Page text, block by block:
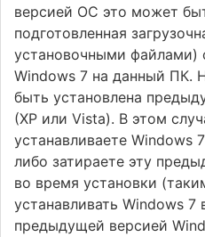
версией ОС это может
подготовленная
установочными файлами)
Windows 7 на данный ПК.
быть установлена
(XP или Vista). В этом
устанавливаете Windows
либо затираете эту
во время установки
устанавливать Windows
предыдущей версией